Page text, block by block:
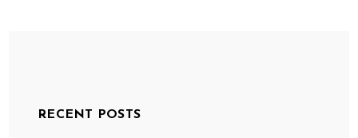
RECENT POSTS